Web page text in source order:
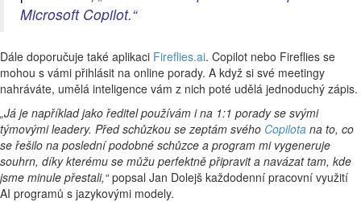
Microsoft Copilot.“
Dále doporučuje také aplikaci Fireflies.ai. Copilot nebo Fireflies se
mohou s vámi přihlásit na online porady. A když si své meetingy
nahráváte, umělá inteligence vám z nich poté udělá jednoduchý zápis.
„Já je například jako ředitel používám i na 1:1 porady se svými
týmovými leadery. Před schůzkou se zeptám svého Copilota na to, co
se řešilo na poslední podobné schůzce a program mi vygeneruje
souhrn, díky kterému se můžu perfektně připravit a navázat tam, kde
jsme minule přestali,“popsal Jan Dolejš každodenní pracovní využití
AI programů s jazykovými modely.